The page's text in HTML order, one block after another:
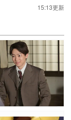
15:13更新